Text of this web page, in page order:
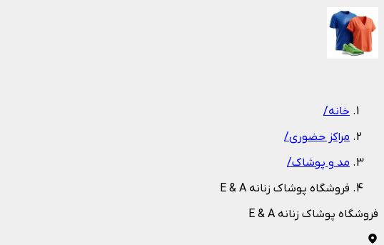
خانه/
مراکز حضوری/
مد و پوشاک/
فروشگاه پوشاک زنانه E & A
فروشگاه پوشاک زنانه E & A